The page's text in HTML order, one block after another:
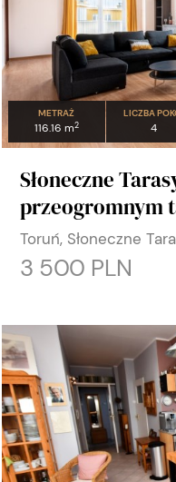
METRAŻ
116.16 m2
LICZBA
4
Słoneczne
przeogromnym
Toruń, Słoneczne
3 500 PLN